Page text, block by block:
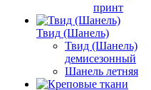
принт
Твид (Шанель)
Твид (Шанель)
демисезонный
Шанель летняя